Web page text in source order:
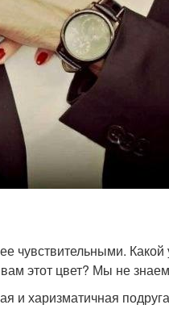
чувствительными.
этот цвет? Мы не
и харизматичная